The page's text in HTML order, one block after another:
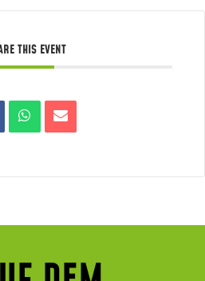
THIS EVENT